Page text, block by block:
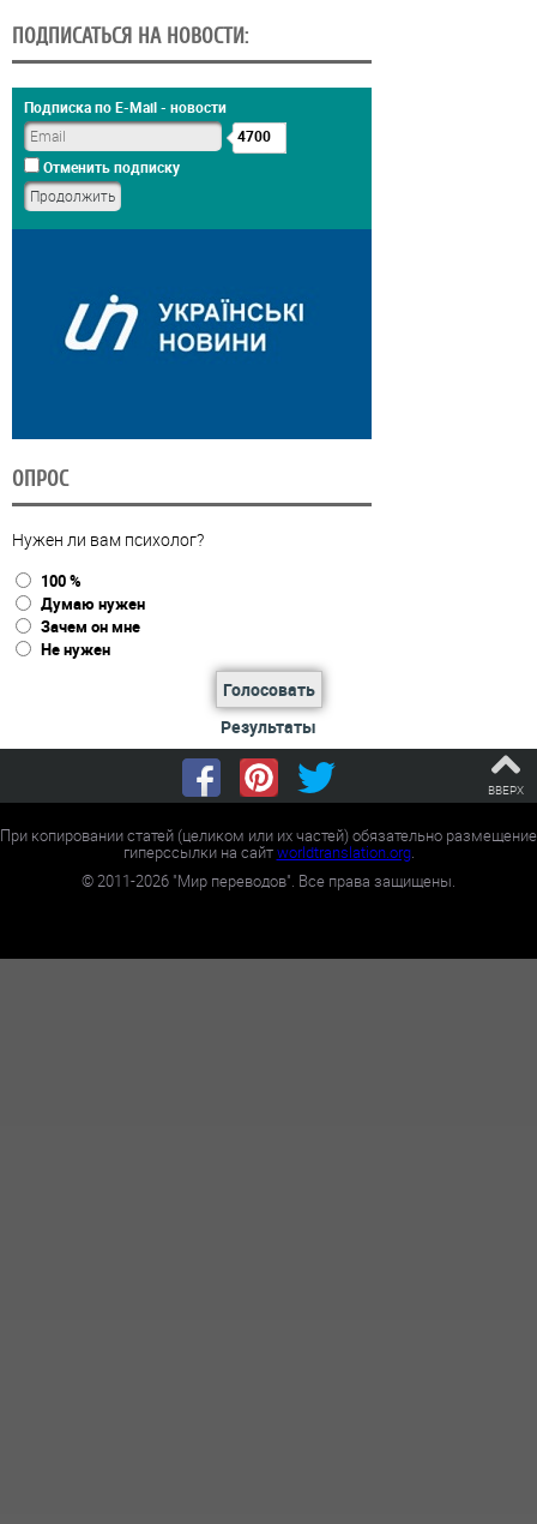
ПОДПИСАТЬСЯ НА НОВОСТИ:
Подписка по E-Mail - новости
4700
Отменить подписку
ОПРОС
Нужен ли вам психолог?
100 %
Думаю нужен
Зачем он мне
Не нужен
Голосовать
Результаты
ВВЕРХ
При копировании статей (целиком или их частей) обязательно размещение
гиперссылки на сайтworldtranslation.org.
©2011-2026 "Мир переводов". Все права защищены.